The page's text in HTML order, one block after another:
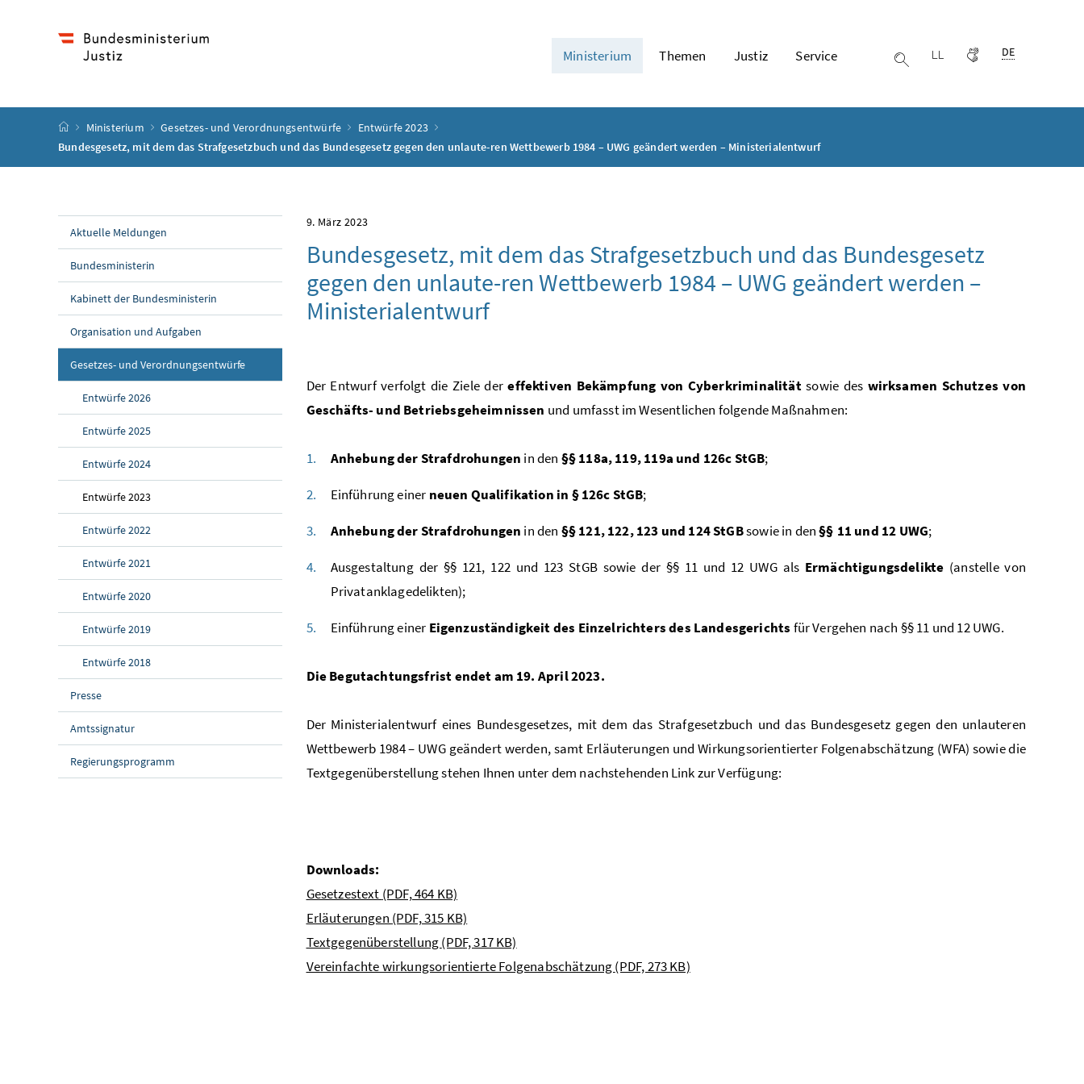
Ministerium Themen Justiz Service Suche einblenden
Leichter lesenGebärdensprache
Ausgewählte
DE
Startseite
Ministerium Gesetzes- und Verordnungsentwürfe
Entwürfe 2023
Bundesgesetz, mit dem das Strafgesetzbuch und das Bundesgesetz gegen den unlaute-ren Wettbewerb 1984 – UWG geändert werden – Ministerialentwurf
Aktuelle Meldungen
Bundesministerin
Kabinett der Bundesministerin
Organisation und Aufgaben
Gesetzes- und Verordnungsentwürfe
Entwürfe 2026
Entwürfe 2025
Entwürfe 2024
Entwürfe 2023
Entwürfe 2022
Entwürfe 2021
Entwürfe 2020
Entwürfe 2019
Entwürfe 2018
Presse
Amtssignatur
Regierungsprogramm
9. März 2023
Bundesgesetz, mit dem das Strafgesetzbuch und das Bundesgesetz
gegen den unlaute-ren Wettbewerb 1984 – UWG geändert werden –
Ministerialentwurf
Der Entwurf verfolgt die Ziele dereffektiven Bekämpfung von Cyberkriminalitätsowie des wirksamen Schutzes von
Geschäfts- und Betriebsgeheimnissen und umfasst im Wesentlichen folgende Maßnahmen:
Anhebung der Strafdrohungen in den §§ 118a, 119, 119a und 126c StGB;
Einführung einer neuen Qualifikation in § 126c StGB;
Anhebung der Strafdrohungen in den §§ 121, 122, 123 und 124 StGBsowie in den§§ 11 und 12 UWG;
Ausgestaltung der §§ 121, 122 und 123 StGB sowie der §§ 11 und 12 UWG als Ermächtigungsdelikte (anstelle von
Privatanklagedelikten);
Einführung einer Eigenzuständigkeit des Einzelrichters des Landesgerichts für Vergehen nach §§ 11 und 12 UWG.
Die Begutachtungsfrist endet am 19. April 2023.
Der Ministerialentwurf eines Bundesgesetzes, mit dem das Strafgesetzbuch und das Bundesgesetz gegen den unlauteren
Wettbewerb 1984 – UWG geändert werden, samt Erläuterungen und Wirkungsorientierter Folgenabschätzung (WFA) sowie die
Textgegenüberstellung stehen Ihnen unter dem nachstehenden Link zur Verfügung:
Downloads:
Gesetzestext (PDF, 464 KB)
Erläuterungen (PDF, 315 KB)
Textgegenüberstellung(PDF, 317 KB)
Vereinfachte wirkungsorientierte Folgenabschätzung(PDF, 273 KB)